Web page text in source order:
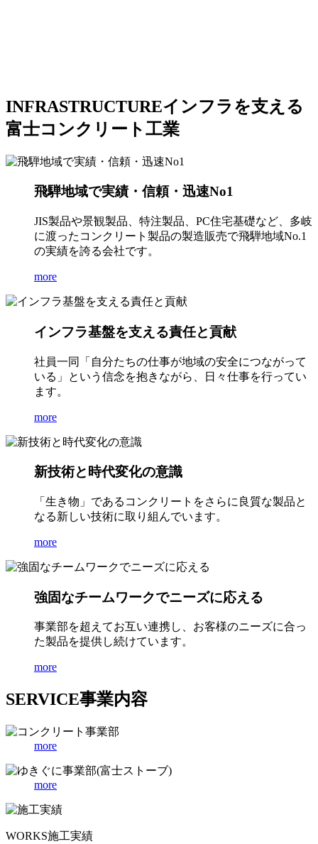
INFRASTRUCTUREインフラを支える
富士コンクリート工業
飛騨地域で実績・信頼・迅速No1
JIS製品や景観製品、特注製品、PC住宅基礎など、多岐
に渡ったコンクリート製品の製造販売で飛騨地域No.1
の実績を誇る会社です。
more
インフラ基盤を支える責任と貢献
社員一同「自分たちの仕事が地域の安全につながって
いる」という信念を抱きながら、日々仕事を行ってい
ます。
more
新技術と時代変化の意識
「生き物」であるコンクリートをさらに良質な製品と
なる新しい技術に取り組んでいます。
more
強固なチームワークでニーズに応える
事業部を超えてお互い連携し、お客様のニーズに合っ
た製品を提供し続けています。
more
SERVICE事業内容
more
more
WORKS施工実績